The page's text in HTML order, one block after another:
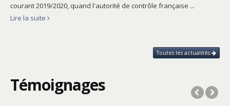
courant 2019/2020, quand l'autorité de contrôle française ...
Lire la suite
Toutes les actualités
Témoignages